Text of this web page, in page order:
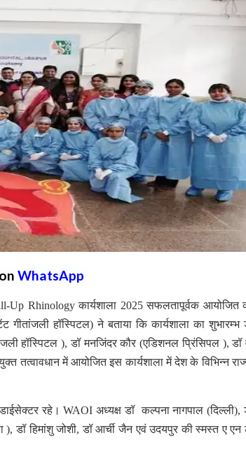
WhatsApp
Rhinology कार्यशाला 2025 सफलतापूर्वक आयोजित
हॉस्पिटल) ने बताया कि कार्यशाला का शुभारम्भ
हॉस्पिटल ), डॉ मनजिंदर कौर (एडिशनल प्रिंसिपल ), डॉ
तत्वावधान में आयोजित इस कार्यशाला में देश के विभिन्न
रहे। WAOI अध्यक्ष डॉ कल्पना नागपाल (दिल्ली),
डॉ हिमांशु जोशी, डॉ आर्ची जैन एवं उदयपुर की स्मस्त ए एन